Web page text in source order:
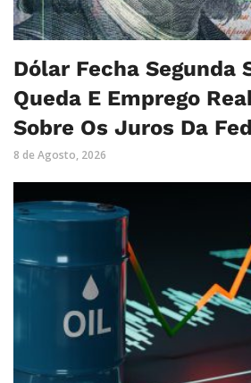
Dólar Fecha Segunda
Queda E Emprego
Sobre Os Juros Da Fed
8 de Agosto, 2026